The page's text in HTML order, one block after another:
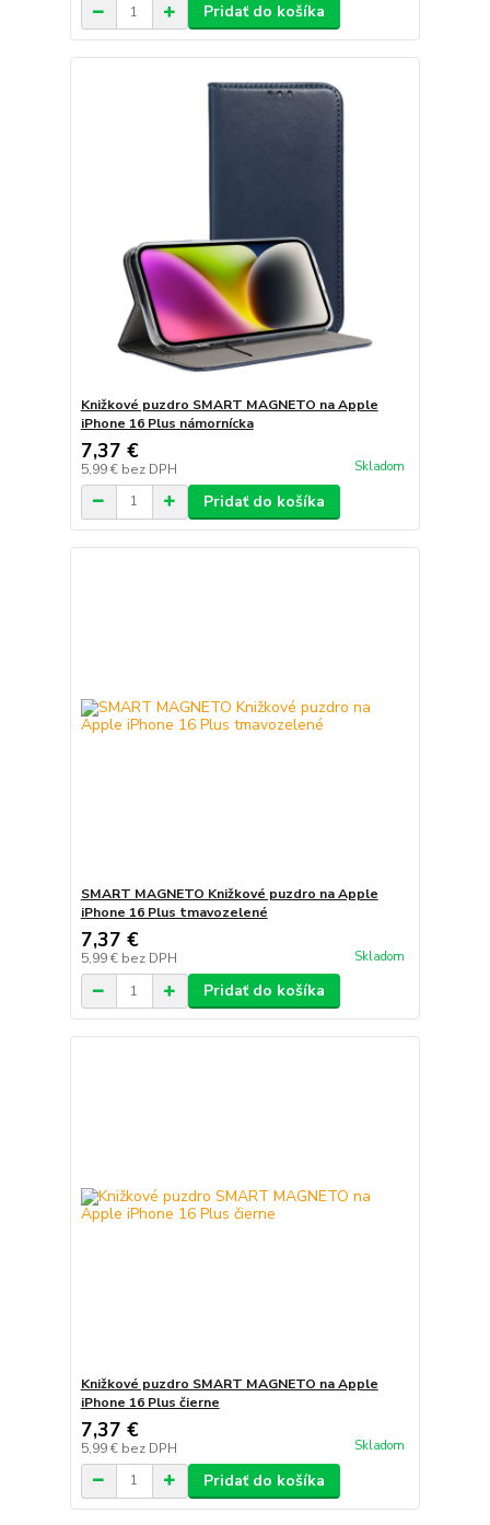
Pridať do košíka
Knižkové puzdro SMART MAGNETO na Apple
iPhone 16 Plus námornícka
7,37 €
5,99 € bez DPH Skladom
Pridať do košíka
SMART MAGNETO Knižkové puzdro na Apple
iPhone 16 Plus tmavozelené
7,37 €
5,99 € bez DPH Skladom
Pridať do košíka
Knižkové puzdro SMART MAGNETO na Apple
iPhone 16 Plus čierne
7,37 €
5,99 € bez DPH Skladom
Pridať do košíka